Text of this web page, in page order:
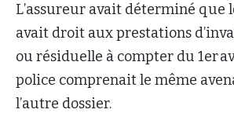
L’assureur avait déterminé que
avait droit aux prestations
ou résiduelle à compter du 1er
police comprenait le même
l’autre dossier.